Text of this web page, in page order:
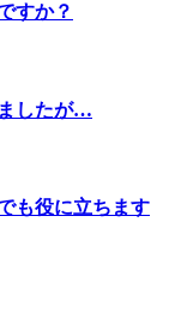
すか？
したが…
も役に立ちます